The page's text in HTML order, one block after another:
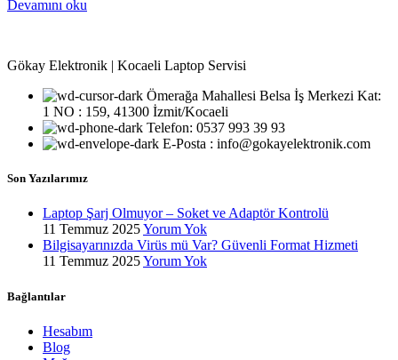
Devamını oku
Gökay Elektronik | Kocaeli Laptop Servisi
Ömerağa Mahallesi Belsa İş Merkezi Kat:
1 NO : 159, 41300 İzmit/Kocaeli
Telefon: 0537 993 39 93
E-Posta : info@gokayelektronik.com
Son Yazılarımız
Laptop Şarj Olmuyor – Soket ve Adaptör Kontrolü
11 Temmuz 2025Yorum Yok
Bilgisayarınızda Virüs mü Var? Güvenli Format Hizmeti
11 Temmuz 2025Yorum Yok
Bağlantılar
Hesabım
Blog